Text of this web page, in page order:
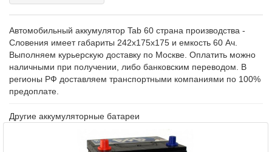
Автомобильный аккумулятор Tab 60 страна производства -
Словения имеет габариты 242x175x175 и емкость 60 Ач.
Выполняем курьерскую доставку по Москве. Оплатить можно
наличными при получении, либо банковским переводом. В
регионы РФ доставляем транспортными компаниями по 100%
предоплате.
Другие аккумуляторные батареи